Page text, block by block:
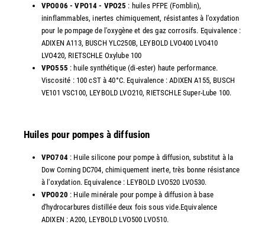
VPO006 - VPO14 - VPO25 : huiles PFPE (Fomblin),
ininflammables, inertes chimiquement, résistantes à l'oxydation
pour le pompage de l'oxygène et des gaz corrosifs. Equivalence :
ADIXEN A113, BUSCH YLC250B, LEYBOLD LVO400 LVO410
LVO420, RIETSCHLE Oxylube 100
VPO555 : huile synthétique (di-ester) haute performance.
Viscosité : 100 cST à 40°C. Equivalence : ADIXEN A155, BUSCH
VE101 VSC100, LEYBOLD LVO210, RIETSCHLE Super-Lube 100.
Huiles pour pompes à diffusion
VPO704: Huile silicone pour pompe à diffusion, substitut à la
Dow Corning DC704, chimiquement inerte, très bonne résistance
à l'oxydation. Equivalence : LEYBOLD LVO520 LVO530.
VPO020 : Huile minérale pour pompe à diffusion à base
d'hydrocarbures distillée deux fois sous vide.Equivalence
ADIXEN : A200, LEYBOLD LVO500 LVO510.